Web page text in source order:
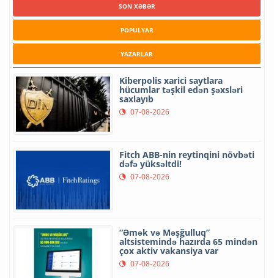
SON XƏBƏR
POPULYAR
YAZARLAR
Kiberpolis xarici saytlara
hücumlar təşkil edən şəxsləri
saxlayıb
07-08-2026
Fitch ABB-nin reytinqini növbəti
dəfə yüksəltdi!
07-08-2026
“Əmək və Məşğulluq”
altsistemində hazırda 65 mindən
çox aktiv vakansiya var
07-08-2026